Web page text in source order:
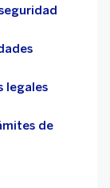
legales
de